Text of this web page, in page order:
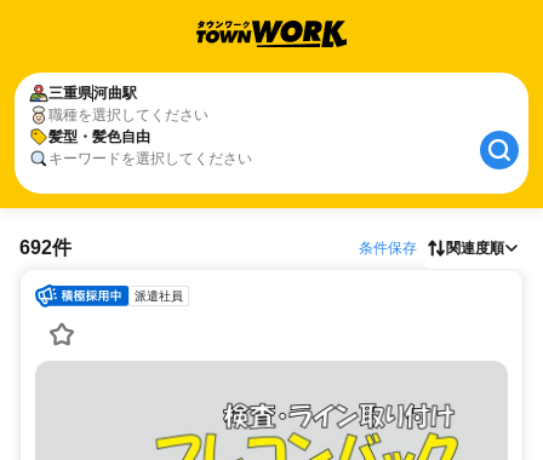
三重県河曲駅
職種を選択してください
髪型・髪色自由
キーワードを選択してください
692件 条件保存 関連度順
派遣社員